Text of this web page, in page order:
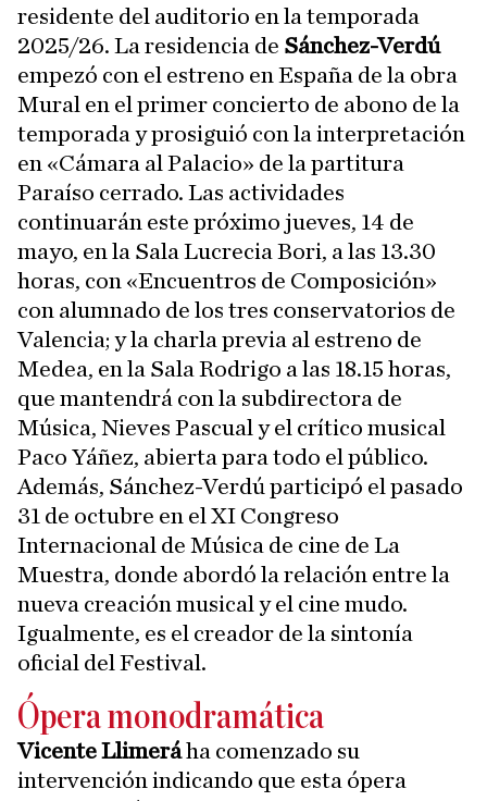
residente del auditorio en la temporada
2025/26. La residencia de Sánchez-Verdú
empezó con el estreno en España de la obra
Mural en el primer concierto de abono de la
temporada y prosiguió con la interpretación
en «Cámara al Palacio» de la partitura
Paraíso cerrado. Las actividades
continuarán este próximo jueves, 14 de
mayo, en la Sala Lucrecia Bori, a las 13.30
horas, con «Encuentros de Composición»
con alumnado de los tres conservatorios de
Valencia; y la charla previa al estreno de
Medea, en la Sala Rodrigo a las 18.15 horas,
que mantendrá con la subdirectora de
Música, Nieves Pascual y el crítico musical
Paco Yáñez, abierta para todo el público.
Además, Sánchez-Verdú participó el pasado
31 de octubre en el XI Congreso
Internacional de Música de cine de La
Muestra, donde abordó la relación entre la
nueva creación musical y el cine mudo.
Igualmente, es el creador de la sintonía
oficial del Festival.
Ópera monodramática
Vicente Llimeráha comenzado su
intervención indicando que esta ópera